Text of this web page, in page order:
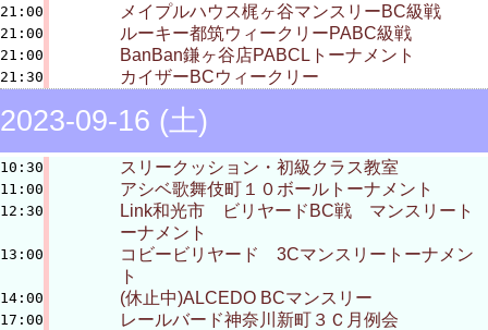
21:00 メイプルハウス梶ヶ谷マンスリーBC級戦
21:00 ルーキー都筑ウィークリーPABC級戦
21:00 BanBan鎌ヶ谷店PABCLトーナメント
21:30 カイザーBCウィークリー
2023-09-16 (土)
10:30 スリークッション・初級クラス教室
11:00 アシベ歌舞伎町１０ボールトーナメント
12:30
Link和光市 ビリヤードBC戦 マンスリート
ーナメント
13:00
コビービリヤード 3Cマンスリートーナメン
ト
14:00 (休止中)ALCEDO BCマンスリー
17:00 レールバード神奈川新町３Ｃ月例会